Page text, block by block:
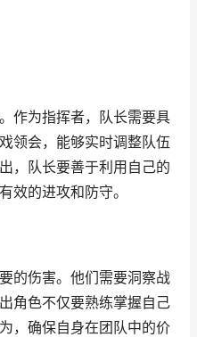
作为指挥者，队长需要具
领会，能够实时调整队伍
，队长要善于利用自己的
效的进攻和防守。
的伤害。他们需要洞察战
角色不仅要熟练掌握自己
，确保自身在团队中的价